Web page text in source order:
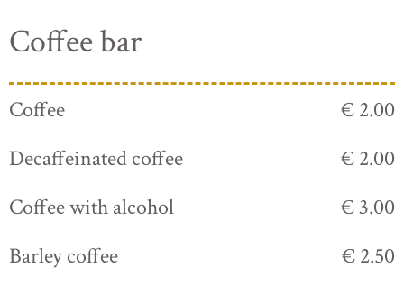
Coffee bar
Coffee
€ 2.00
Decaffeinated coffee
€ 2.00
Coffee with alcohol
€ 3.00
Barley coffee
€ 2.50